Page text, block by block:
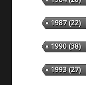
1987(22)
1990(38)
1993(27)